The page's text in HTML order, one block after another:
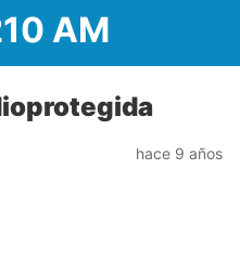
AM
hace 9 años